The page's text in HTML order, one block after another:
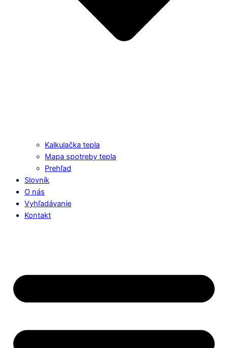
Kalkulačka tepla
Mapa spotreby tepla
Prehľad
Slovník
O nás
Vyhľadávanie
Kontakt